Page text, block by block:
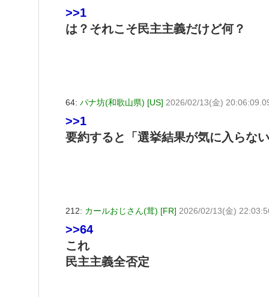
>>1
は？それこそ民主主義だけど何？
64: パナ坊(和歌山県) [US] 2026/02/13(金)
>>1
要約すると「選挙結果が気に入らな
212: カールおじさん(茸) [FR] 2026/02/13(金)
>>64
これ
民主主義全否定